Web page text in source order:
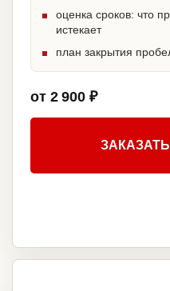
оценка сроков: что
истекает
план закрытия
от 2 900 ₽